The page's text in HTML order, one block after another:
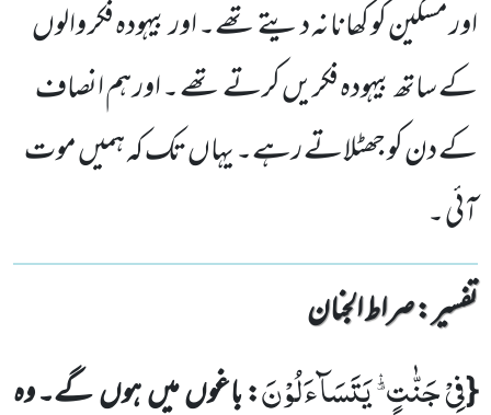
اور مسکین کو کھانا نہ دیتے تھے۔ اور بیہودہ فکر والوں
کے ساتھ بیہودہ فکریں کرتے تھے ۔ اور ہم انصاف
کے دن کو جھٹلاتے رہے۔ یہاں تک کہ ہمیں موت
آئی ۔
تفسیر : ‎صراط الجنان
{فِیْ جَنّٰتٍﰈ یَتَسَآءَلُوْنَ: باغوںمیںہوںگے۔ وہ